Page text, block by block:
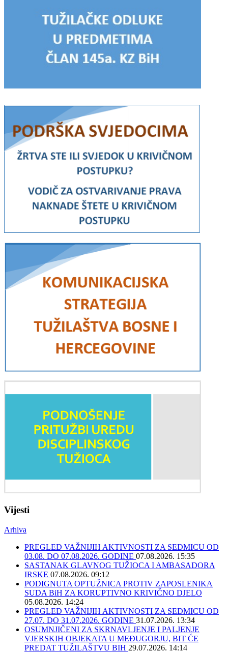
Vijesti
Arhiva
PREGLED VAŽNIJIH AKTIVNOSTI ZA SEDMICU OD
03.08. DO 07.08.2026. GODINE 07.08.2026. 15:35
SASTANAK GLAVNOG TUŽIOCA I AMBASADORA
IRSKE 07.08.2026. 09:12
PODIGNUTA OPTUŽNICA PROTIV ZAPOSLENIKA
SUDA BiH ZA KORUPTIVNO KRIVIČNO DJELO
05.08.2026. 14:24
PREGLED VAŽNIJIH AKTIVNOSTI ZA SEDMICU OD
27.07. DO 31.07.2026. GODINE 31.07.2026. 13:34
OSUMNJIČENI ZA SKRNAVLJENJE I PALJENJE
VJERSKIH OBJEKATA U MEĐUGORJU, BIT ĆE
PREDAT TUŽILAŠTVU BIH 29.07.2026. 14:14